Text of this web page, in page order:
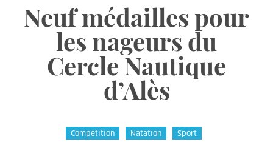
Neuf médailles pour
les nageurs du
Cercle Nautique
d’Alès
Compétition Natation Sport